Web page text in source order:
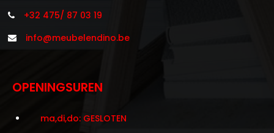
+32 475/ 87 03 19
info@meubelendino.be
OPENINGSUREN
ma,di,do: GESLOTEN